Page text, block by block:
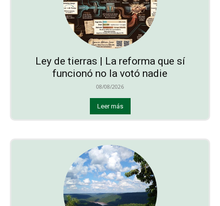
Ley de tierras | La reforma que sí
funcionó no la votó nadie
08/08/2026
Leer más